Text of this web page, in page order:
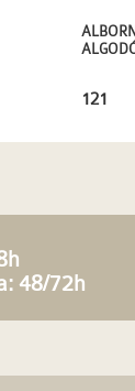
121
48/72h